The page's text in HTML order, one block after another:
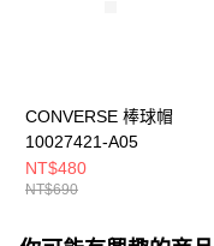
CONVERSE 棒球帽
10027421-A05
NT$480
NT$690